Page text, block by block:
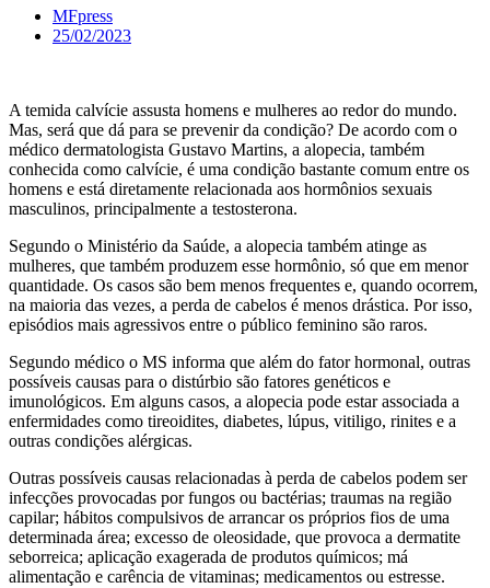
MFpress
25/02/2023
A temida calvície assusta homens e mulheres ao redor do mundo.
Mas, será que dá para se prevenir da condição? De acordo com o
médico dermatologista Gustavo Martins, a alopecia, também
conhecida como calvície, é uma condição bastante comum entre os
homens e está diretamente relacionada aos hormônios sexuais
masculinos, principalmente a testosterona.
Segundo o Ministério da Saúde, a alopecia também atinge as
mulheres, que também produzem esse hormônio, só que em menor
quantidade. Os casos são bem menos frequentes e, quando ocorrem,
na maioria das vezes, a perda de cabelos é menos drástica. Por isso,
episódios mais agressivos entre o público feminino são raros.
Segundo médico o MS informa que além do fator hormonal, outras
possíveis causas para o distúrbio são fatores genéticos e
imunológicos. Em alguns casos, a alopecia pode estar associada a
enfermidades como tireoidites, diabetes, lúpus, vitiligo, rinites e a
outras condições alérgicas.
Outras possíveis causas relacionadas à perda de cabelos podem ser
infecções provocadas por fungos ou bactérias; traumas na região
capilar; hábitos compulsivos de arrancar os próprios fios de uma
determinada área; excesso de oleosidade, que provoca a dermatite
seborreica; aplicação exagerada de produtos químicos; má
alimentação e carência de vitaminas; medicamentos ou estresse.